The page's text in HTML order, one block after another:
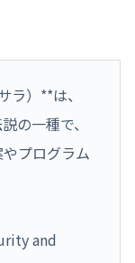
ラ）**は、
の一種で、
プログラム
and